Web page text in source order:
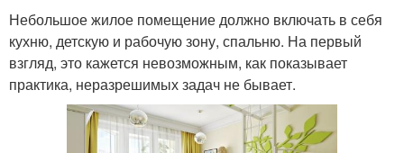
Небольшое жилое помещение должно включать в себя
кухню, детскую и рабочую зону, спальню. На первый
взгляд, это кажется невозможным, как показывает
практика, неразрешимых задач не бывает.